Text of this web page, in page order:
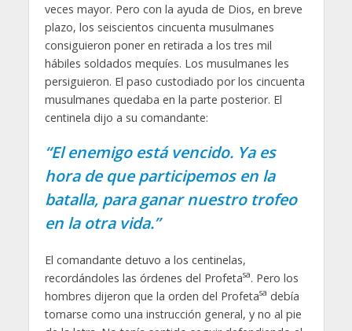
veces mayor. Pero con la ayuda de Dios, en breve
plazo, los seiscientos cincuenta musulmanes
consiguieron poner en retirada a los tres mil
hábiles soldados mequíes. Los musulmanes les
persiguieron. El paso custodiado por los cincuenta
musulmanes quedaba en la parte posterior. El
centinela dijo a su comandante:
“El enemigo está vencido. Ya es
hora de que participemos en la
batalla, para ganar nuestro trofeo
en la otra vida.”
El comandante detuvo a los centinelas,
recordándoles las órdenes del Profetasa. Pero los
hombres dijeron que la orden del Profetasa debía
tomarse como una instrucción general, y no al pie